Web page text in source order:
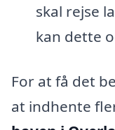
skal rejse
kan dette
For at få det
at indhente